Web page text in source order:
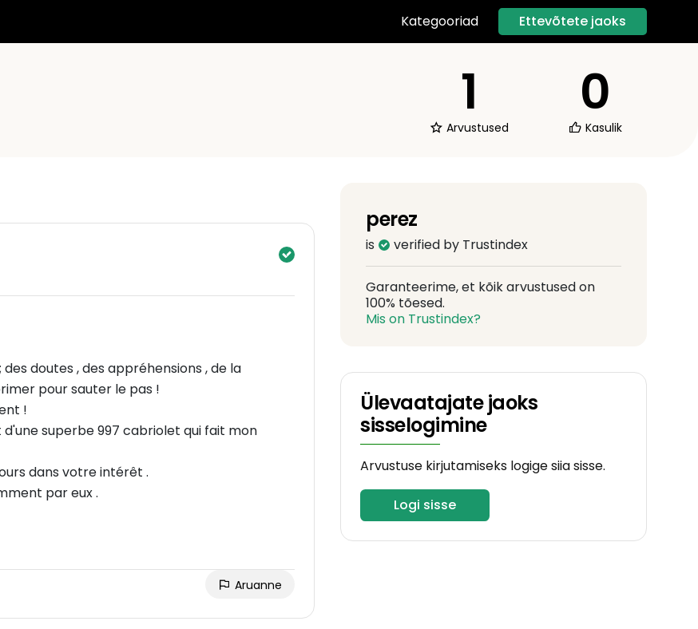
Kategooriad Ettevõtete jaoks
1
Arvustused
0
Kasulik
doutes , des appréhensions , de la
pour sauter le pas !
!
superbe 997 cabriolet qui fait mon
dans votre intérêt .
par eux .
Aruanne
perez
is verified by Trustindex
Garanteerime, et kõik arvustused on
100% tõesed.
Mis on Trustindex?
Ülevaatajate jaoks
sisselogimine
Arvustuse kirjutamiseks logige siia sisse.
Logi sisse